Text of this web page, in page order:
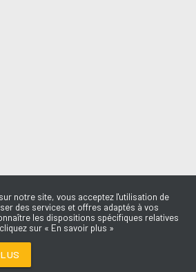
notre site, vous acceptez l'utilisation de
des services et offres adaptés à vos
les dispositions spécifiques relatives
sur « En savoir plus »